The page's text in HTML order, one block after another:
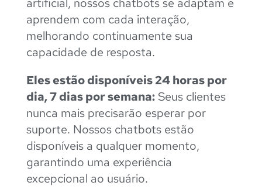
aprendem com cada interação,
melhorando continuamente sua
capacidade de resposta.
Eles estão disponíveis 24 horas por
dia, 7 dias por semana:Seus clientes
nunca mais precisarão esperar por
suporte. Nossos chatbots estão
disponíveis a qualquer momento,
garantindo uma experiência
excepcional ao usuário.